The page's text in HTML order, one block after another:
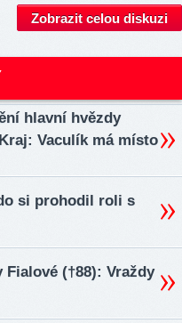
Zobrazit celou diskuzi
hlavní hvězdy
Vaculík má místo
si prohodil roli s
Fialové (†88): Vraždy